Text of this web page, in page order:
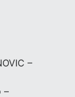
–
–